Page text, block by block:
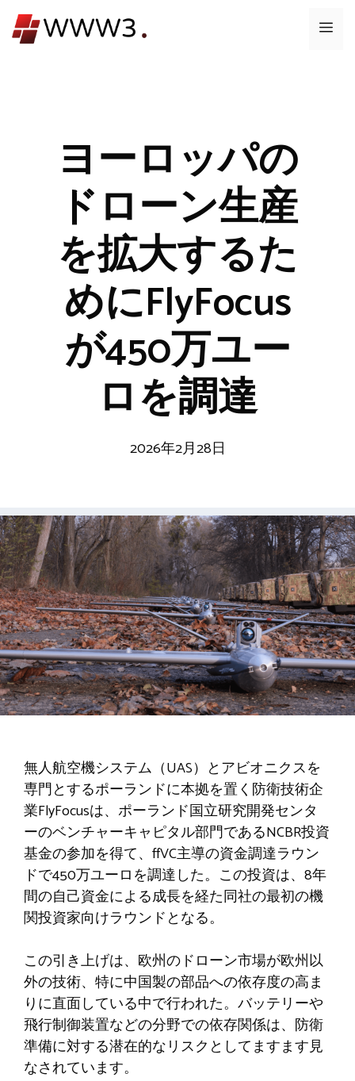
ン
メ
ヨーロッパの
ドローン生産
を拡大するた
めにFlyFocus
が450万ユー
ロを調達
2026年2月28日
無人航空機システム（UAS）とアビオニクスを
専門とするポーランドに本拠を置く防衛技術企
業FlyFocusは、ポーランド国立研究開発センタ
ーのベンチャーキャピタル部門であるNCBR投資
基金の参加を得て、ffVC主導の資金調達ラウン
ドで450万ユーロを調達した。この投資は、8年
間の自己資金による成長を経た同社の最初の機
関投資家向けラウンドとなる。
この引き上げは、欧州のドローン市場が欧州以
外の技術、特に中国製の部品への依存度の高ま
りに直面している中で行われた。バッテリーや
飛行制御装置などの分野での依存関係は、防衛
準備に対する潜在的なリスクとしてますます見
なされています。